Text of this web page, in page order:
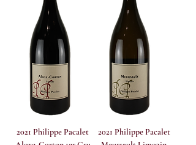
2021 Philippe Pacalet
2021 Philippe Pacalet